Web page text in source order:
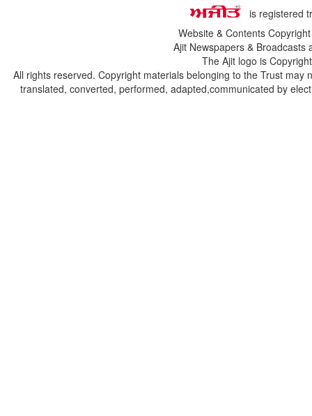
is registered
Website & Contents
Ajit Newspapers &
The Ajit logo is
All rights reserved. Copyright materials belonging to the Trust
translated, converted, performed, adapted,communicated by